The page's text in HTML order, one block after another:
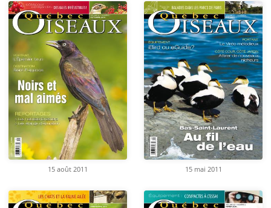
15 août 2011 15 mai 2011